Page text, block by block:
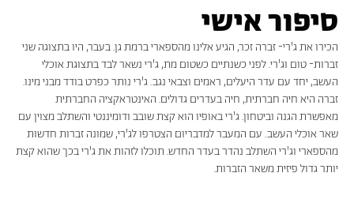
סיפור אישי
הכירו את ג'רי- זברה זכר, הגיע אלינו מהספארי ברמת גן. בעבר, היו בתצוגה שני
זברות- טום וג'רי. לפני כשנתיים כשטום מת, ג'רי נשאר לבד בתצוגת אוכלי
העשב, יחד עם עדר היעלים, ראמים וצבאי נגב. ג'רי נותר כפרט בודד מבני מינו.
זברה היא חיה חברתית, חיה בעדרים גדולים. האינטראקציה החברתית
מאפשרת הגנה וביטחון. ג'רי באופיו הוא קצת שובב ודומיננטי והשתלב מצוין עם
שאר אוכלי העשב. עם המעבר למדבריום הצטרפו לג'רי, שמונה זברות חדשות
מהספארי וג'רי השתלב נהדר בעדר החדש. תוכלו לזהות את ג'רי בכך שהוא קצת
יותר גדול פיזית משאר הזברות.